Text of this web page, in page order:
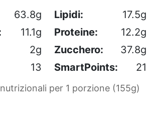
63.8g Lipidi:
17.5g
11.1g Proteine:
12.2g
2g Zucchero:
37.8g
13 SmartPoints: 21
per 1 porzione (155g)